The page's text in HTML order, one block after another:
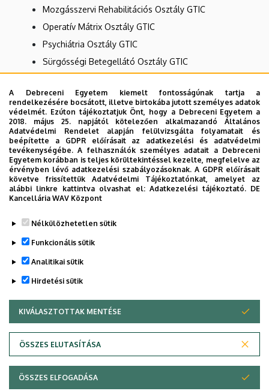
A Debreceni Egyetem kiemelt fontosságúnak tartja a
rendelkezésére bocsátott, illetve birtokába jutott személyes adatok
védelmét. Ezúton tájékoztatjuk Önt, hogy a Debreceni Egyetem a
2018. május 25. napjától kötelezően alkalmazandó Általános
Adatvédelmi Rendelet alapján felülvizsgálta folyamatait és
beépítette a GDPR előírásait az adatkezelési és adatvédelmi
tevékenységébe. A felhasználók személyes adatait a Debreceni
Egyetem korábban is teljes körültekintéssel kezelte, megfelelve az
érvényben lévő adatkezelési szabályozásoknak. A GDPR előírásait
követve frissítettük Adatvédelmi Tájékoztatónkat, amelyet az
alábbi linkre kattintva olvashat el:Adatkezelési tájékoztató. DE
Kancellária WAV Központ
Nélkülözhetetlen sütik
Funkcionális sütik
Analitikai sütik
Hirdetési sütik
KIVÁLASZTOTTAK MENTÉSE
ÖSSZES ELUTASÍTÁSA
WITHDRAW CONSENT
ÖSSZES ELFOGADÁSA
Mozgásszervi Rehabilitációs Osztály GTIC
Operatív Mátrix Osztály GTIC
Psychiátria Osztály GTIC
Sürgősségi Betegellátó Osztály GTIC
Szülészet-nőgyógyászat Osztály GTIC
Nincs találat.
Dolgozói adatmódosítás igénylése a DE
telefonkönyvében|Külső személyek rögzítése a
DE telefonkönyvében| Súgó|Hibabejelentés
Adatvédelem